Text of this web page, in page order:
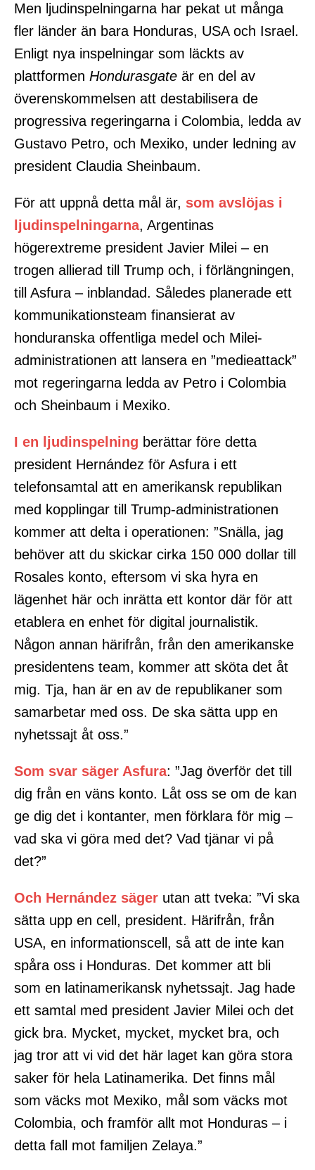
Men ljudinspelningarna har pekat ut många
fler länder än bara Honduras, USA och Israel.
Enligt nya inspelningar som läckts av
plattformen Hondurasgate är en del av
överenskommelsen att destabilisera de
progressiva regeringarna i Colombia, ledda av
Gustavo Petro, och Mexiko, under ledning av
president Claudia Sheinbaum.
För att uppnå detta mål är, som avslöjas i
ljudinspelningarna, Argentinas
högerextreme president Javier Milei – en
trogen allierad till Trump och, i förlängningen,
till Asfura – inblandad. Således planerade ett
kommunikationsteam finansierat av
honduranska offentliga medel och Milei-
administrationen att lansera en ”medieattack”
mot regeringarna ledda av Petro i Colombia
och Sheinbaum i Mexiko.
I en ljudinspelning berättar före detta
president Hernández för Asfura i ett
telefonsamtal att en amerikansk republikan
med kopplingar till Trump-administrationen
kommer att delta i operationen: ”Snälla, jag
behöver att du skickar cirka 150 000 dollar till
Rosales konto, eftersom vi ska hyra en
lägenhet här och inrätta ett kontor där för att
etablera en enhet för digital journalistik.
Någon annan härifrån, från den amerikanske
presidentens team, kommer att sköta det åt
mig. Tja, han är en av de republikaner som
samarbetar med oss. De ska sätta upp en
nyhetssajt åt oss.”
Som svar säger Asfura: ”Jag överför det till
dig från en väns konto. Låt oss se om de kan
ge dig det i kontanter, men förklara för mig –
vad ska vi göra med det? Vad tjänar vi på
det?”
Och Hernández säger utan att tveka: ”Vi ska
sätta upp en cell, president. Härifrån, från
USA, en informationscell, så att de inte kan
spåra oss i Honduras. Det kommer att bli
som en latinamerikansk nyhetssajt. Jag hade
ett samtal med president Javier Milei och det
gick bra. Mycket, mycket, mycket bra, och
jag tror att vi vid det här laget kan göra stora
saker för hela Latinamerika. Det finns mål
som väcks mot Mexiko, mål som väcks mot
Colombia, och framför allt mot Honduras – i
detta fall mot familjen Zelaya.”